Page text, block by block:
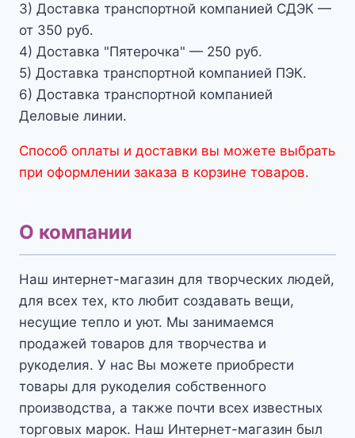
3) Доставка транспортной компанией СДЭК —
от 350 руб.
4) Доставка "Пятерочка" — 250 руб.
5) Доставка транспортной компанией ПЭК.
6) Доставка транспортной компанией
Деловые линии.
Способ оплаты и доставки вы можете выбрать
при оформлении заказа в корзине товаров.
О компании
Наш интернет-магазин для творческих людей,
для всех тех, кто любит создавать вещи,
несущие тепло и уют. Мы занимаемся
продажей товаров для творчества и
рукоделия. У нас Вы можете приобрести
товары для рукоделия собственного
производства, а также почти всех известных
торговых марок. Наш Интернет-магазин был